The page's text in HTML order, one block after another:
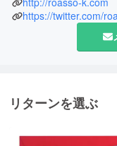
ることにつとめ、クラ
世界に開かれた豊かな
https://twitter.com/
リターンを選ぶ